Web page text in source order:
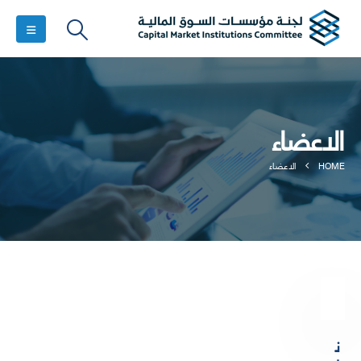
الاعضاء
HOME الاعضاء
ن